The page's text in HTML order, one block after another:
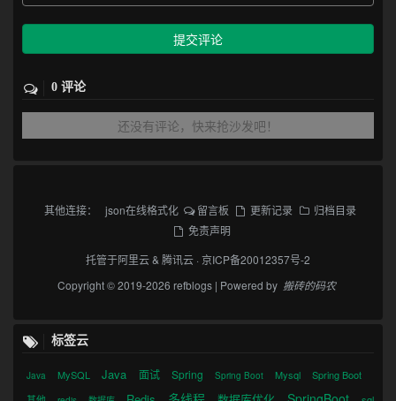
提交评论
0 评论
还没有评论，快来抢沙发吧！
其他连接： json在线格式化 留言板 更新记录
归档目录
免责声明
托管于阿里云& 腾讯云 ·京ICP备20012357号-2
Copyright © 2019-2026 refblogs | Powered by 搬砖的码农
标签云
Java MySQL Java 面试 Spring Spring Boot Mysql
Spring Boot